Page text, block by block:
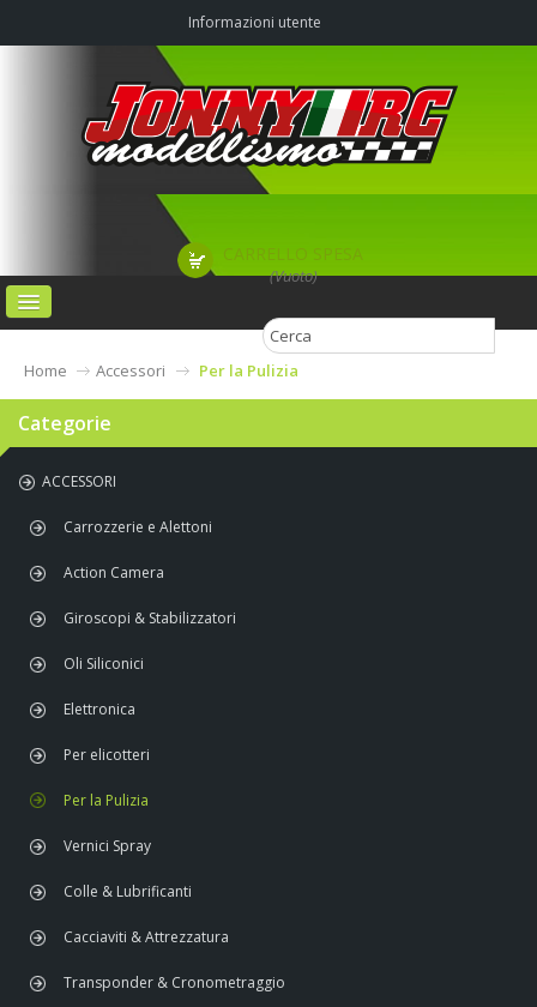
Informazioni utente
CARRELLO SPESA
(Vuoto)
CATEGORIE
AGRIMODEL PISTA OFF-ROAD & CAMPO VOLO
CHI SIAMO
CONTATTI
FREE WHEEL
Home Accessori Per la Pulizia
Categorie
ACCESSORI
Carrozzerie e Alettoni
Action Camera
Giroscopi & Stabilizzatori
Oli Siliconici
Elettronica
Per elicotteri
Per la Pulizia
Vernici Spray
Colle & Lubrificanti
Cacciaviti & Attrezzatura
Transponder & Cronometraggio